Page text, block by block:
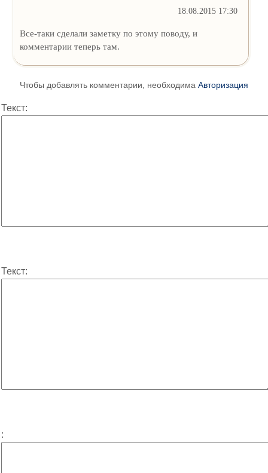
18.08.2015 17:30
Все-таки сделали заметку по этому поводу, и
комментарии теперь там.
Чтобы добавлять комментарии, необходима Авторизация
Текст:
Текст:
: